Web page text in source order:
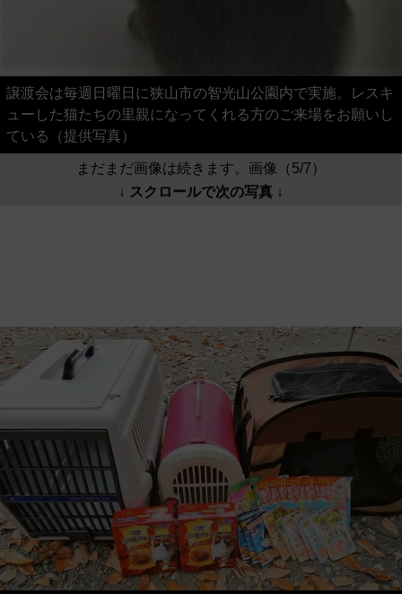
譲渡会は毎週日曜日に狭山市の智光山公園内で実施。レスキ
ューした猫たちの里親になってくれる方のご来場をお願いし
ている（提供写真）
まだまだ画像は続きます。画像（5/7）
↓ スクロールで次の写真 ↓